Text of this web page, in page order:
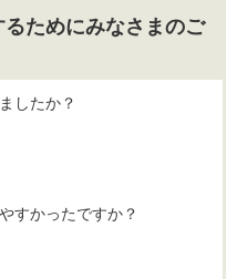
ためにみなさまのご
したか？
すかったですか？